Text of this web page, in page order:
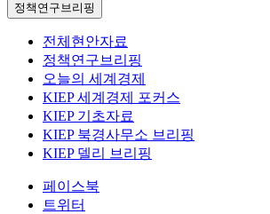
정책연구브리핑
전체현안자료
정책연구브리핑
오늘의 세계경제
KIEP 세계경제 포커스
KIEP 기초자료
KIEP 북경사무소 브리핑
KIEP 델리 브리핑
페이스북
트위터